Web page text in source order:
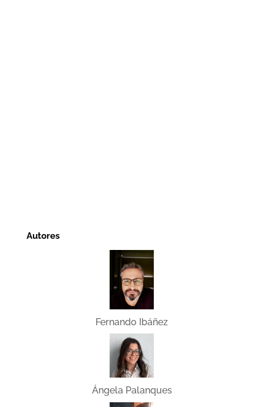
Autores
Fernando Ibáñez
Ángela Palanques